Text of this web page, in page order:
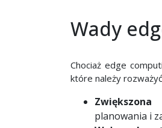
Wady
Chociaż edge
które należy
Zwiększona
planowania i